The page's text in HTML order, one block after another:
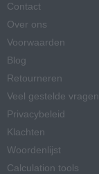
Contact
Over ons
Voorwaarden
Blog
Retourneren
Veel gestelde vragen
Privacybeleid
Klachten
Woordenlijst
Calculation tools